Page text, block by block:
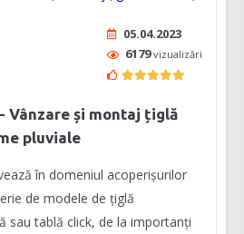
05.04.2023
6179vizualizări
- Vânzare și montaj țiglă
pluviale
în domeniul acoperișurilor
de modele de țiglă
sau tablă click, de la importanți